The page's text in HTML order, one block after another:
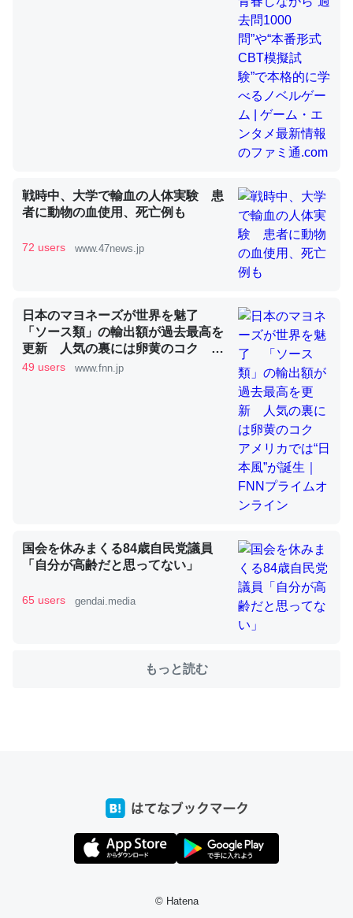
論文では「淡水はカルシウムも酸素も不足してて両方に不
利だから両方が拮抗してるのでは」とあって面白い。海に
いる鋏角類（カブトガニ・ウミグモ）はカルシウムを使わ
ずキチンを強化してる筈だが、酵素が違うのか？
─ニュース :: 【研究発表】昆虫学の大問題＝「昆虫はなぜ海にいな
これを元に考えるとカルシウムを大量に使う脊椎動物と貝
類は苦労してるんだな…。腹足類だと殻を無くしてナメク
─ニュース :: 【研究発表】昆虫学の大問題＝「昆虫はなぜ海にいな
いのか」に関する新仮説
ウチもEchoを実家に置いて４年。でたまに覗いてる。ぼ
ちぼちRingも置こうかと画策中。あと、Googleマップで
位置情報を共有してる。電池残量や充電中かが分かるので
─たまにLINEするくらいだった遠方の父67歳と僕。ITツール導入で
ちょうど同じ理由でEcho Show 8を設定中でした。Prime
それを実質100倍以上に伸ばす効果があるはず……
私も3年前ぐらいに祖母の家に設置した。ポケットWifiみ
たいなのでネット環境作ったけどAlexaしか使わないので
回線代ほとんどかからないですよ。参考：
戦時中、大学で輸血の人体実験 患
者に動物の血使用、死亡例も
72 users www.47news.jp
日本のマヨネーズが世界を魅了
「ソース類」の輸出額が過去最高を
更新 人気の裏には卵黄のコク ア
メリカでは“日本風”が誕生｜FNNプ
49 users www.fnn.jp
国会を休みまくる84歳自民党議員
「自分が高齢だと思ってない」
65 users gendai.media
もっと読む
© Hatena